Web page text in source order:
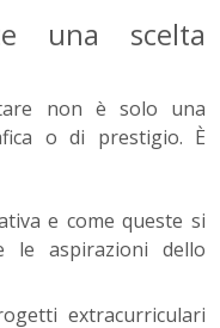
una scelta
non è solo una
o di prestigio. È
e come queste si
le aspirazioni dello
extracurriculari